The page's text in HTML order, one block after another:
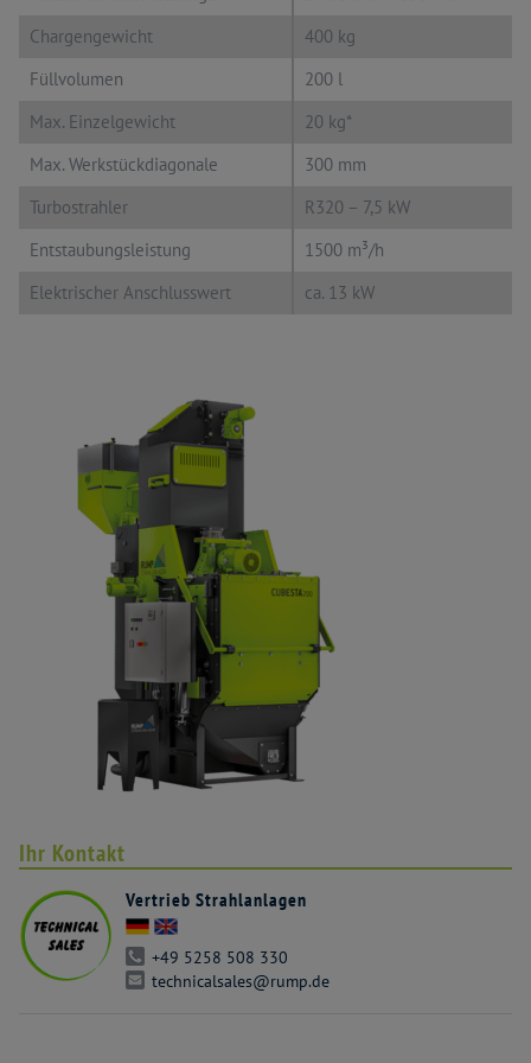
Chargengewicht
400 kg
Füllvolumen
200 l
Max. Einzelgewicht
20 kg*
Max. Werkstückdiagonale
300 mm
Turbostrahler
R320 – 7,5 kW
Entstaubungsleistung
1500 m³/h
Elektrischer Anschlusswert
ca. 13 kW
Ihr Kontakt
Vertrieb Strahlanlagen
+49 5258 508 330
technicalsales@rump.de